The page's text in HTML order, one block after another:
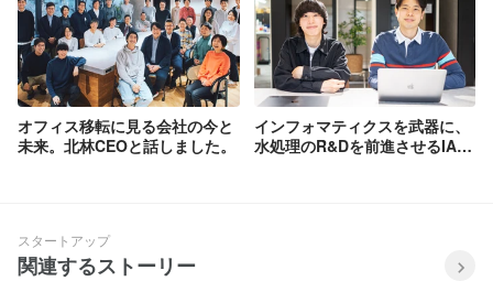
オフィス移転に見る会社の今と
未来。北林CEOと話しました。
インフォマティクスを武器に、
水処理のR&Dを前進させるIA
スタートアップ
関連するストーリー